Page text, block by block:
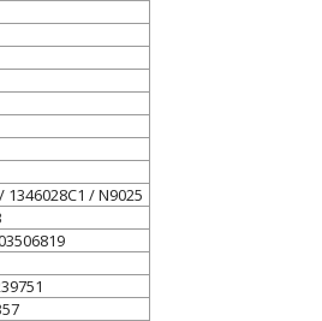
1346028C1 / N9025